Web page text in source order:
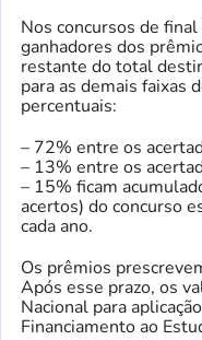
Nos concursos de
ganhadores dos
restante do total
para as demais faixas
percentuais:
– 72% entre os
– 13% entre os
– 15% ficam
acertos) do concurso
cada ano.
Os prêmios
Após esse prazo, os
Nacional para
Financiamento ao